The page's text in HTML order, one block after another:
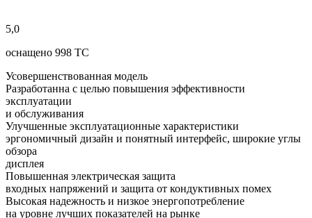
5,0
оснащено 998 ТС
Усовершенствованная модель
Разработанна с целью повышения эффективности
эксплуатации
и обслуживания
Улучшенные эксплуатационные характеристики
эргономичный дизайн и понятный интерфейс, широкие углы
обзора
дисплея
Повышенная электрическая защита
входных напряжений и защита от кондуктивных помех
Высокая надежность и низкое энергопотребление
на уровне лучших показателей на рынке